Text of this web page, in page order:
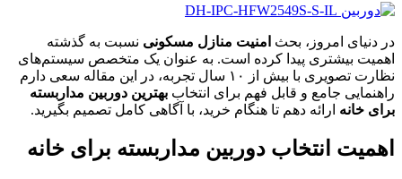
در دنیای امروز، بحث امنیت منازل مسکونی نسبت به گذشته
اهمیت بیشتری پیدا کرده است. به عنوان یک متخصص سیستم‌های
نظارت تصویری با بیش از ۱۰ سال تجربه، در این مقاله سعی دارم
راهنمایی جامع و قابل فهم برای انتخاب بهترین دوربین مداربسته
برای خانه ارائه دهم تا هنگام خرید، با آگاهی کامل تصمیم بگیرید.
اهمیت انتخاب دوربین مداربسته برای خانه